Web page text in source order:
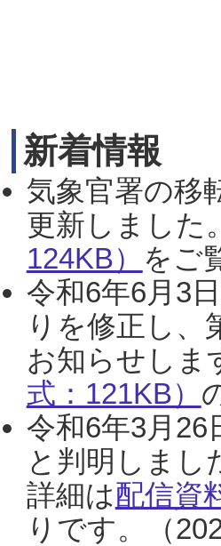
新着情報
気象官署の移
更新しました
124KB） をご
令和6年6月3
りを修正し、
お知らせしま
式：121KB）
令和6年3月26
と判明しまし
詳細は配信資
りです。（